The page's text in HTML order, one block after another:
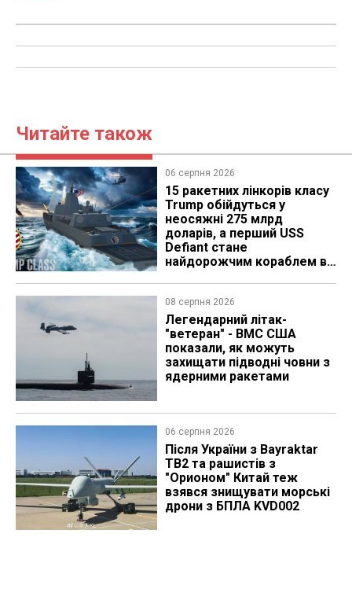
Читайте також
06 серпня 2026
15 ракетних лінкорів класу
Trump обійдуться у
неосяжні 275 млрд
доларів, а перший USS
Defiant стане
найдорожчим кораблем в
08 серпня 2026
Легендарний літак-
"ветеран" - ВМС США
показали, як можуть
захищати підводні човни з
ядерними ракетами
06 серпня 2026
Після України з Bayraktar
TB2 та рашистів з
"Орионом" Китай теж
взявся знищувати морські
дрони з БПЛА KVD002